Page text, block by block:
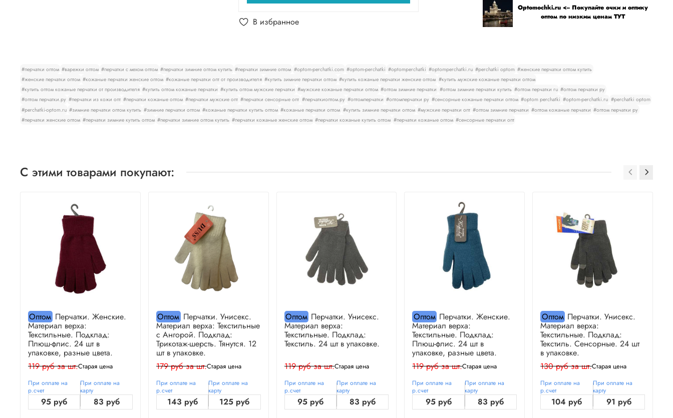
В избранное
Optomochki.ru <-- Покупайте очки и оптику
оптом по низким ценам ТУТ
#перчатки оптом #варежки оптом #перчатки с мехом оптом #перчатки зимние оптом купить #перчатки зимние оптом #optom-perchatki.com #optom-perchatki #optomperchatki #optomperchatki.ru #perchatki optom #женские перчатки оптом купить
#женские перчатки оптом #кожаные перчатки женские оптом #кожаные перчатки опт от производителя #купить зимние перчатки оптом #купить кожаные перчатки женские оптом #купить мужские кожаные перчатки оптом
#купить оптом кожаные перчатки от производителя #купить оптом кожаные перчатки #купить оптом мужские перчатки #мужские кожаные перчатки оптом #оптом зимние перчатки #оптом зимние перчатки купить #оптом перчатки ru #оптом перчатки ру
#оптом перчатки.ру #перчатки из кожи опт #перчатки кожаные оптом #перчатки мужские опт #перчатки сенсорные опт #перчаткиоптом.ру #оптомперчатки #оптомперчатки ру #сенсорные кожаные перчатки оптом #optom perchatki #optom-perchatki.ru #perchatki optom
#perchatki-optom.ru #зимние перчатки оптом купить #зимние перчатки оптом #кожаные перчатки купить оптом #кожаные перчатки оптом #купить зимние перчатки оптом #мужские перчатки опт #оптом зимние перчатки #оптом кожаные перчатки #оптом перчатки ру
#перчатки женские оптом #перчатки зимние купить оптом #перчатки зимние оптом купить #перчатки кожаные женские оптом #перчатки кожаные купить оптом #перчатки кожаные оптом #сенсорные перчатки опт
С этими товарами покупают:
ОптомПерчатки. Женские.
Материал верха:
Текстильные. Подклад:
Плюш-флис. 24 шт в
упаковке, разные цвета.
119 руб за шт.Старая цена
При оплате на
р.счет
95 руб
При оплате на
карту
83 руб
ОптомПерчатки. Унисекс.
Материал верха: Текстильные
с Ангорой. Подклад:
Трикотаж-шерсть. Тянутся. 12
шт в упаковке.
179 руб за шт.Старая цена
При оплате на
р.счет
143 руб
При оплате на
карту
125 руб
Оптом Перчатки. Унисекс.
Материал верха:
Текстильные. Подклад:
Текстиль. 24 шт в упаковке.
119 руб за шт.Старая цена
При оплате на
р.счет
95 руб
При оплате на
карту
83 руб
Оптом Перчатки. Женские.
Материал верха:
Текстильные. Подклад:
Плюш-флис. 24 шт в
упаковке, разные цвета.
119 руб за шт.Старая цена
При оплате на
р.счет
95 руб
При оплате на
карту
83 руб
ОптомПерчатки. Унисекс.
Материал верха:
Текстильные. Подклад:
Текстиль. Сенсорные. 24 шт
в упаковке.
130 руб за шт.Старая цена
При оплате на
р.счет
104 руб
При оплате на
карту
91 руб